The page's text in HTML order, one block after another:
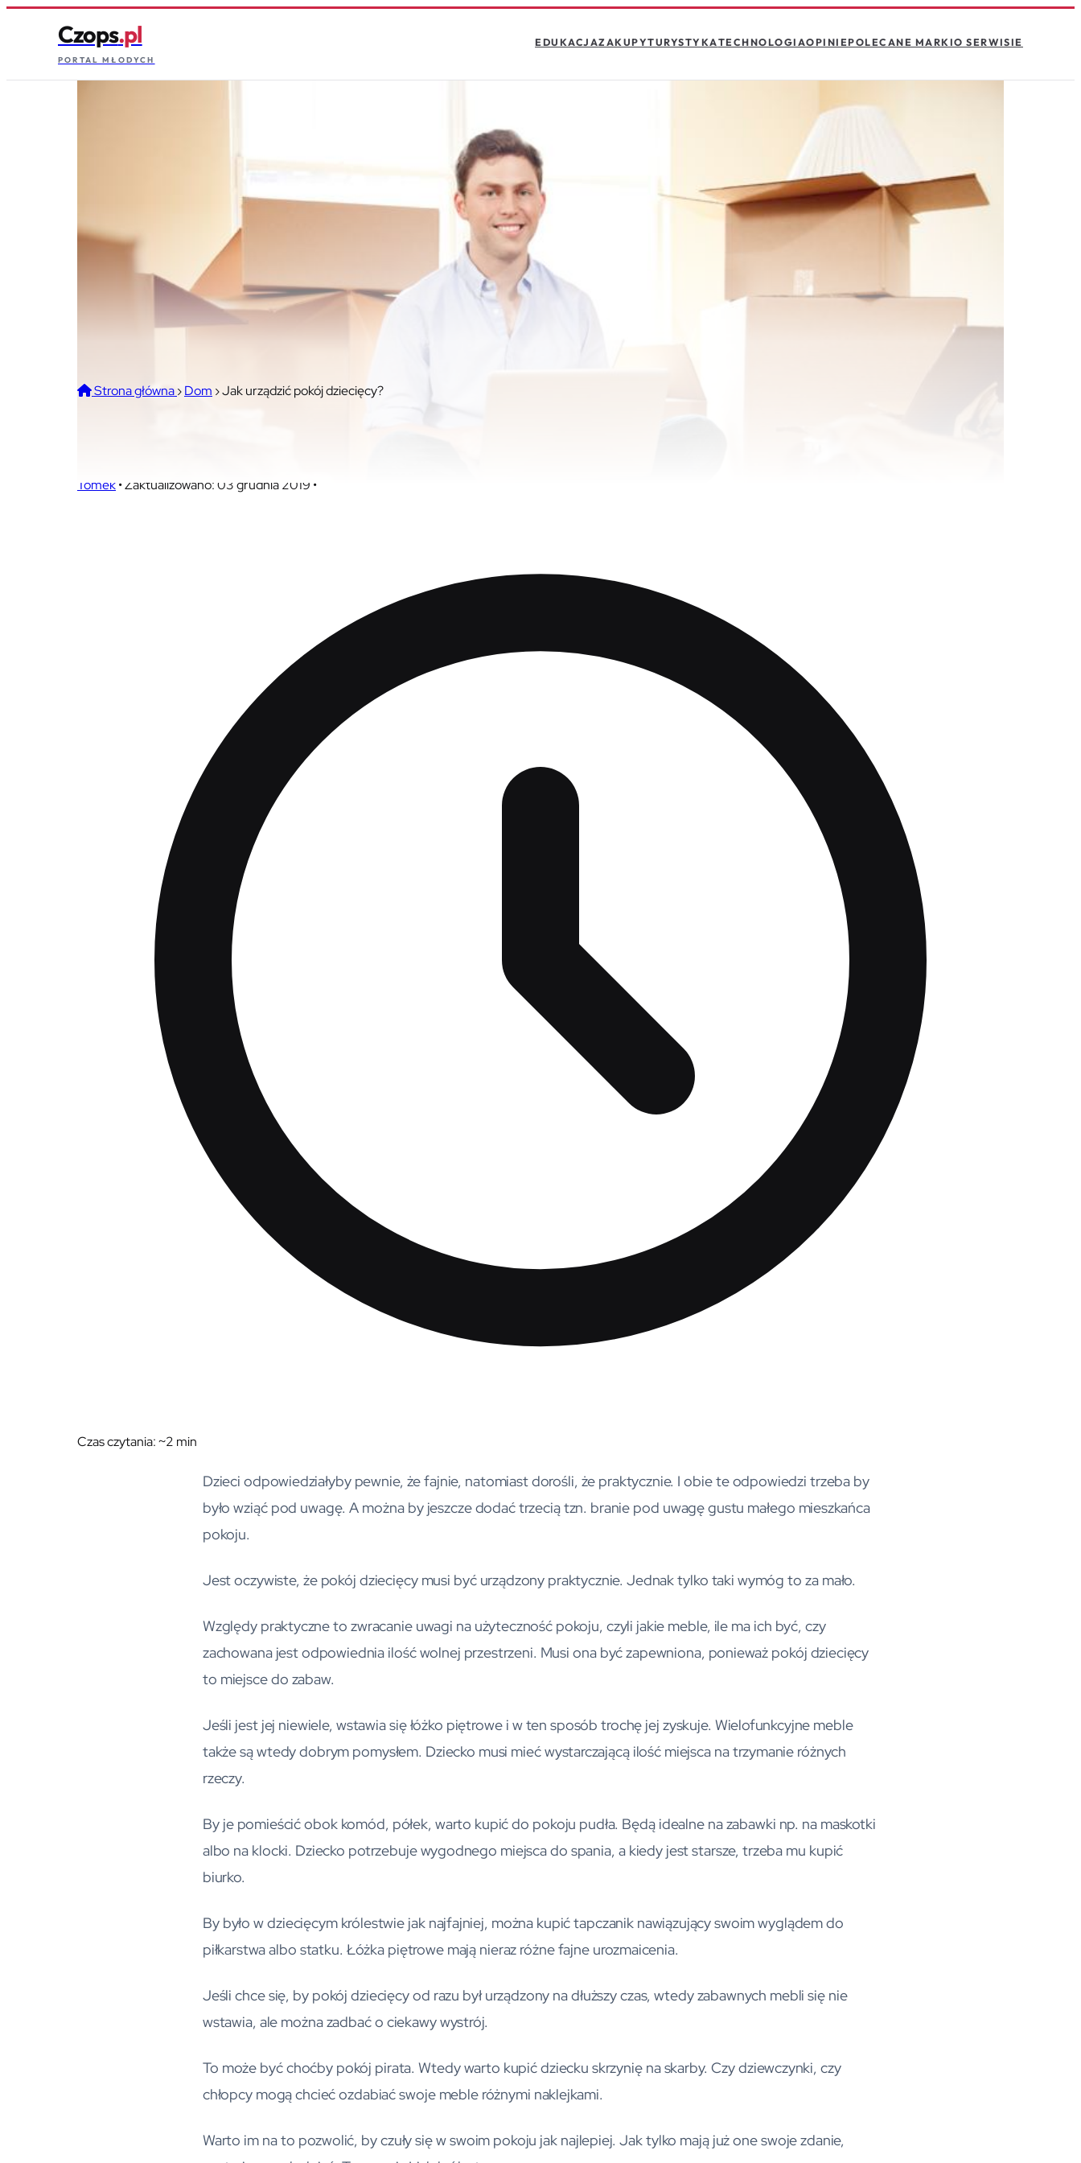
Czops.pl
PORTAL MŁODYCH
EDUKACJAZAKUPYTURYSTYKATECHNOLOGIAOPINIEPOLECANE MARKIO SERWISIE
Strona główna›Dom ›Jak urządzić pokój dziecięcy?
Tomek•Zaktualizowano: 03 grudnia 2019 •
Czas czytania: ~2 min
Dzieci odpowiedziałyby pewnie, że fajnie, natomiast dorośli, że praktycznie. I obie te odpowiedzi trzeba by
było wziąć pod uwagę. A można by jeszcze dodać trzecią tzn. branie pod uwagę gustu małego mieszkańca
pokoju.
Jest oczywiste, że pokój dziecięcy musi być urządzony praktycznie. Jednak tylko taki wymóg to za mało.
Względy praktyczne to zwracanie uwagi na użyteczność pokoju, czyli jakie meble, ile ma ich być, czy
zachowana jest odpowiednia ilość wolnej przestrzeni. Musi ona być zapewniona, ponieważ pokój dziecięcy
to miejsce do zabaw.
Jeśli jest jej niewiele, wstawia się łóżko piętrowe i w ten sposób trochę jej zyskuje. Wielofunkcyjne meble
także są wtedy dobrym pomysłem. Dziecko musi mieć wystarczającą ilość miejsca na trzymanie różnych
rzeczy.
By je pomieścić obok komód, półek, warto kupić do pokoju pudła. Będą idealne na zabawki np. na maskotki
albo na klocki. Dziecko potrzebuje wygodnego miejsca do spania, a kiedy jest starsze, trzeba mu kupić
biurko.
By było w dziecięcym królestwie jak najfajniej, można kupić tapczanik nawiązujący swoim wyglądem do
piłkarstwa albo statku. Łóżka piętrowe mają nieraz różne fajne urozmaicenia.
Jeśli chce się, by pokój dziecięcy od razu był urządzony na dłuższy czas, wtedy zabawnych mebli się nie
wstawia, ale można zadbać o ciekawy wystrój.
To może być choćby pokój pirata. Wtedy warto kupić dziecku skrzynię na skarby. Czy dziewczynki, czy
chłopcy mogą chcieć ozdabiać swoje meble różnymi naklejkami.
Warto im na to pozwolić, by czuły się w swoim pokoju jak najlepiej. Jak tylko mają już one swoje zdanie,